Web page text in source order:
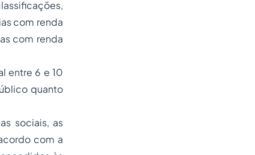
com renda
com renda
entre 6 e 10
quanto
sociais, as
com a